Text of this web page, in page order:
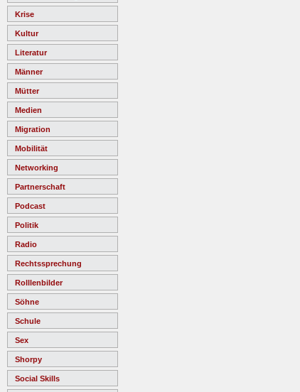
Krise
Kultur
Literatur
Männer
Mütter
Medien
Migration
Mobilität
Networking
Partnerschaft
Podcast
Politik
Radio
Rechtssprechung
Rolllenbilder
Söhne
Schule
Sex
Shorpy
Social Skills